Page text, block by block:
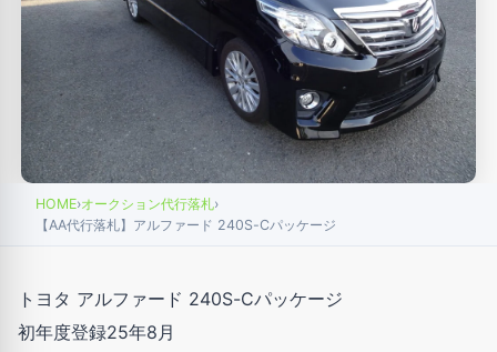
HOME›オークション代行落札›
【AA代行落札】アルファード 240S-Cパッケージ
トヨタ アルファード 240S-Cパッケージ
初年度登録25年8月